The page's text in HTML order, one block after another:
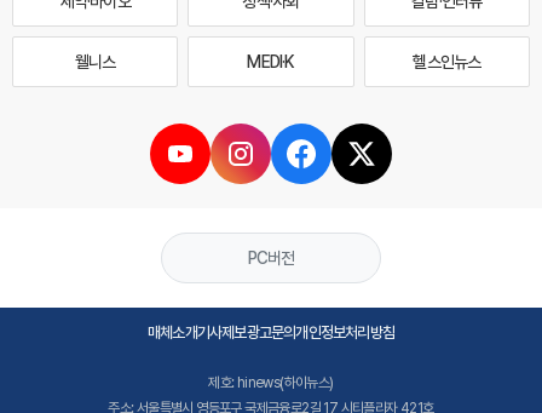
웰니스 MEDI·K 헬스인뉴스
PC버전
매체소개기사제보광고문의개인정보처리방침
제호: hinews(하이뉴스)
주소: 서울특별시 영등포구 국제금융로2길 17 시티플라자 421호